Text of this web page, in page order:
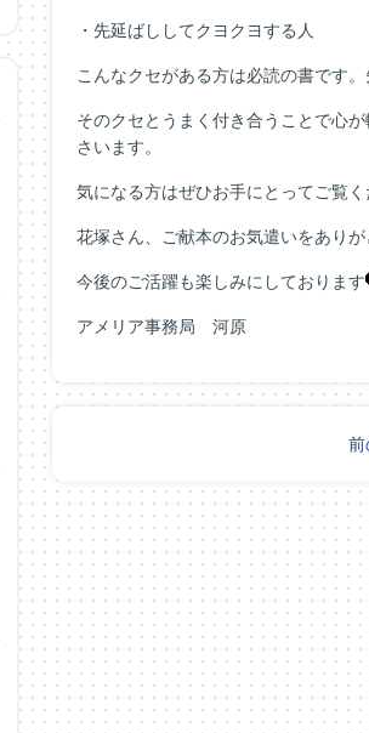
・先延ばししてクヨクヨする人
こんなクセがある方は必読の書です
そのクセとうまく付き合うことで心
さいます。
気になる方はぜひお手にとってご覧く
花塚さん、ご献本のお気遣いをありが
今後のご活躍も楽しみにしております
アメリア事務局 河原